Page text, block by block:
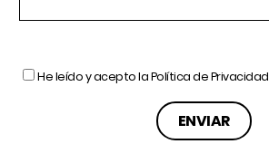
He leído y acepto laPolítica de Privacidad